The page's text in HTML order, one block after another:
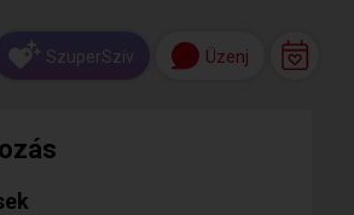
SzuperSzív Üzenj